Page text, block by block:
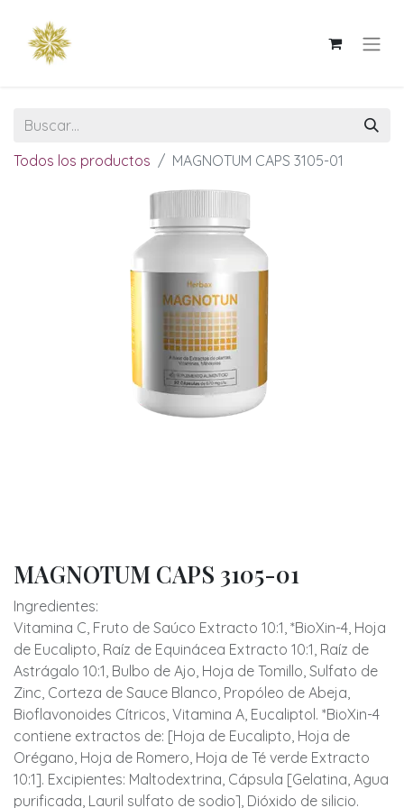
Todos los productos MAGNOTUM CAPS 3105-01
MAGNOTUM CAPS 3105-01
Ingredientes:
Vitamina C, Fruto de Saúco Extracto 10:1, *BioXin-4, Hoja
de Eucalipto, Raíz de Equinácea Extracto 10:1, Raíz de
Astrágalo 10:1, Bulbo de Ajo, Hoja de Tomillo, Sulfato de
Zinc, Corteza de Sauce Blanco, Propóleo de Abeja,
Bioflavonoides Cítricos, Vitamina A, Eucaliptol. *BioXin-4
contiene extractos de: [Hoja de Eucalipto, Hoja de
Orégano, Hoja de Romero, Hoja de Té verde Extracto
10:1]. Excipientes: Maltodextrina, Cápsula [Gelatina, Agua
purificada, Lauril sulfato de sodio], Dióxido de silicio.